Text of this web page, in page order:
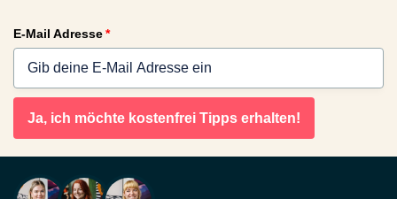
E-Mail Adresse*
Ja, ich möchte kostenfrei Tipps erhalten!